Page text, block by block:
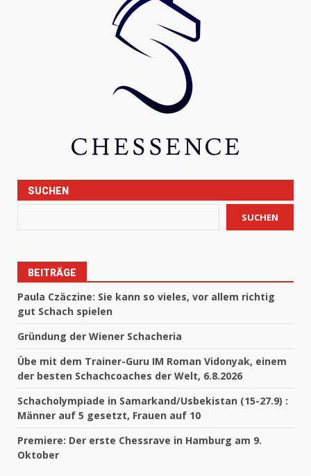
SUCHEN
SUCHEN
BEITRÄGE
Paula Czäczine: Sie kann so vieles, vor allem richtig
gut Schach spielen
Gründung der Wiener Schacheria
Übe mit dem Trainer-Guru IM Roman Vidonyak, einem
der besten Schachcoaches der Welt, 6.8.2026
Schacholympiade in Samarkand/Usbekistan (15-27.9) :
Männer auf 5 gesetzt, Frauen auf 10
Premiere: Der erste Chessrave in Hamburg am 9.
Oktober